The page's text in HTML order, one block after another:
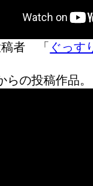
稿者 「 ぐっす
らの投稿作品